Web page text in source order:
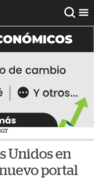
Unidos en
portal